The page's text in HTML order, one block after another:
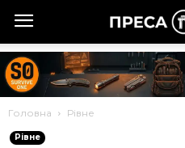
Головна Рівне
Рівне